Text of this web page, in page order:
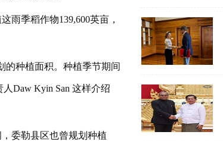
雨季稻作物139,600英亩，
的种植面积。种植季节期间
Daw Kyin San 这样介绍
委勒县区也曾规划种植